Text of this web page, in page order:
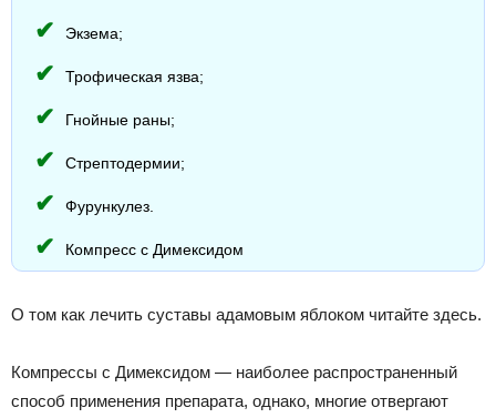
Экзема;
Трофическая язва;
Гнойные раны;
Стрептодермии;
Фурункулез.
Компресс с Димексидом
О том как лечить суставы адамовым яблоком читайте здесь.
Компрессы с Димексидом — наиболее распространенный
способ применения препарата, однако, многие отвергают